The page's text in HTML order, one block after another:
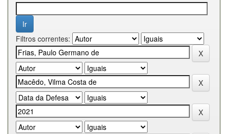
Filtros correntes: